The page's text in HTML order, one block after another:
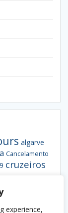
experience,
algarve
Cancelamento
cruzeiros